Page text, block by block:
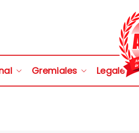
Gremiales Legales